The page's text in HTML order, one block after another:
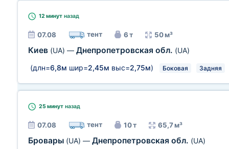
12 минут назад
07.08 тент 6 т 50 м³
Киев (UA) — Днепропетровская обл. (UA)
(длн=6,8м шир=2,45м выс=2,75м) Боковая Задняя
25 минут назад
07.08 тент 10 т 65,7 м³
Бровары (UA) — Днепропетровская обл. (UA)